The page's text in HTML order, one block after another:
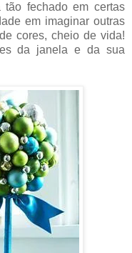
fechado em certas
em imaginar outras
cores, cheio de vida!
da janela e da sua